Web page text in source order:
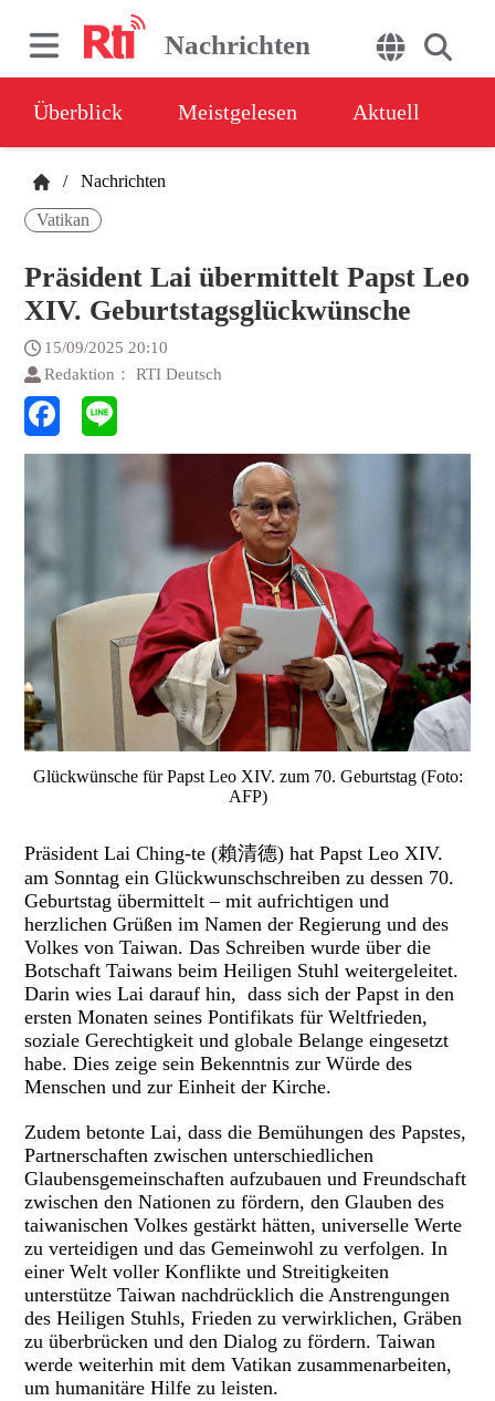
Nachrichten
Überblick Meistgelesen Aktuell
/ Nachrichten
Vatikan
Präsident Lai übermittelt Papst Leo
XIV. Geburtstagsglückwünsche
15/09/2025 20:10
Redaktion： RTI Deutsch
Glückwünsche für Papst Leo XIV. zum 70. Geburtstag (Foto:
AFP)
Präsident Lai Ching-te (賴清德) hat Papst Leo XIV.
am Sonntag ein Glückwunschschreiben zu dessen 70.
Geburtstag übermittelt – mit aufrichtigen und
herzlichen Grüßen im Namen der Regierung und des
Volkes von Taiwan. Das Schreiben wurde über die
Botschaft Taiwans beim Heiligen Stuhl weitergeleitet.
Darin wies Lai darauf hin, dass sich der Papst in den
ersten Monaten seines Pontifikats für Weltfrieden,
soziale Gerechtigkeit und globale Belange eingesetzt
habe. Dies zeige sein Bekenntnis zur Würde des
Menschen und zur Einheit der Kirche.
Zudem betonte Lai, dass die Bemühungen des Papstes,
Partnerschaften zwischen unterschiedlichen
Glaubensgemeinschaften aufzubauen und Freundschaft
zwischen den Nationen zu fördern, den Glauben des
taiwanischen Volkes gestärkt hätten, universelle Werte
zu verteidigen und das Gemeinwohl zu verfolgen. In
einer Welt voller Konflikte und Streitigkeiten
unterstütze Taiwan nachdrücklich die Anstrengungen
des Heiligen Stuhls, Frieden zu verwirklichen, Gräben
zu überbrücken und den Dialog zu fördern. Taiwan
werde weiterhin mit dem Vatikan zusammenarbeiten,
um humanitäre Hilfe zu leisten.